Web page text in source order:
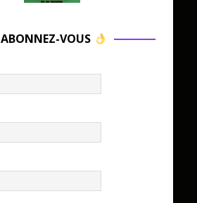
ABONNEZ-VOUS